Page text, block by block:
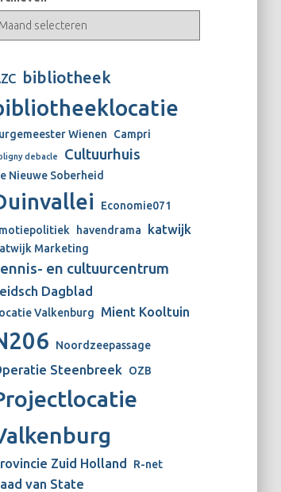
bibliotheek
Wienen Campri
debacle Cultuurhuis
Nieuwe Soberheid
Economie071
havendrama katwijk
Marketing
en cultuurcentrum
Dagblad
Valkenburg Mient Kooltuin
Noordzeepassage
Steenbreek OZB
Zuid Holland R-net
van State